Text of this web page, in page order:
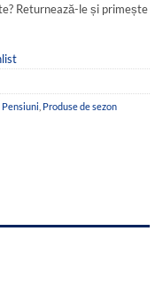
Returnează-le și primește
Produse de sezon